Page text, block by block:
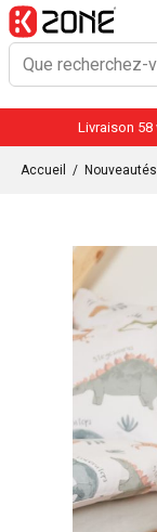
Livraison
Accueil / Nouveautés